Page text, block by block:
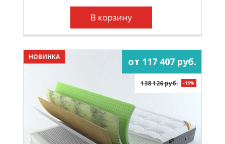
В корзину
НОВИНКА от 117 407 руб.
138 126 руб. -15%